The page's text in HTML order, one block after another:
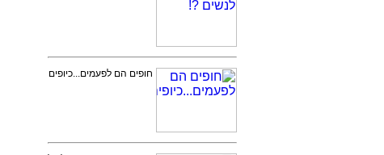
חופים הם לפעמים...כיופים